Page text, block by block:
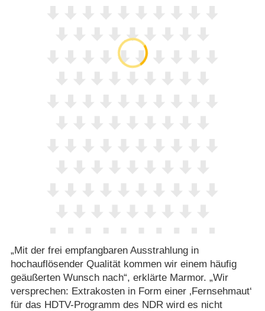
„Mit der frei empfangbaren Ausstrahlung in
hochauflösender Qualität kommen wir einem häufig
geäußerten Wunsch nach“, erklärte Marmor. „Wir
versprechen: Extrakosten in Form einer ‚Fernsehmaut‘
für das HDTV-Programm des NDR wird es nicht